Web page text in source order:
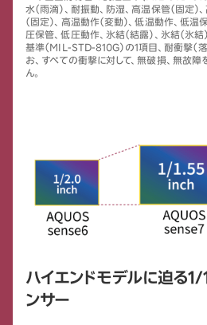
水（雨滴）、耐振動、防湿、高温保管（固定）
（固定）、高温動作（変動）、低温動作、低温
圧保管、低圧動作、氷結（結露）、氷結（氷
基準（MIL-STD-810G）の1項目、耐衝撃（
お、すべての衝撃に対して、無破損、無故
ん。
ハイエンドモデルに迫る
ンサー